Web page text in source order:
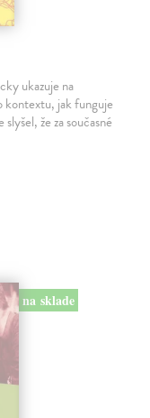
ukazuje na
kontextu, jak funguje
že za současné
na sklade